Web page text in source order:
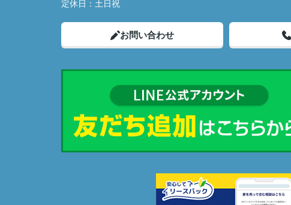
定休日： 土日祝
お問い合わせ